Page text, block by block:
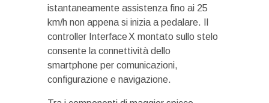
istantaneamente assistenza fino ai 25
km/h non appena si inizia a pedalare. Il
controller Interface X montato sullo stelo
consente la connettività dello
smartphone per comunicazioni,
configurazione e navigazione.